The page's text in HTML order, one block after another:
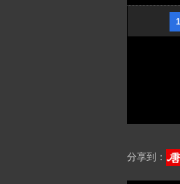
1
分享到：